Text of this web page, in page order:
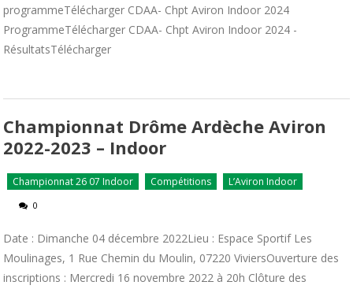
programmeTélécharger CDAA- Chpt Aviron Indoor 2024
ProgrammeTélécharger CDAA- Chpt Aviron Indoor 2024 -
RésultatsTélécharger
Championnat Drôme Ardèche Aviron
2022-2023 – Indoor
Championnat 26 07 Indoor Compétitions L’Aviron Indoor
0
Date : Dimanche 04 décembre 2022Lieu : Espace Sportif Les
Moulinages, 1 Rue Chemin du Moulin, 07220 ViviersOuverture des
inscriptions : Mercredi 16 novembre 2022 à 20h Clôture des